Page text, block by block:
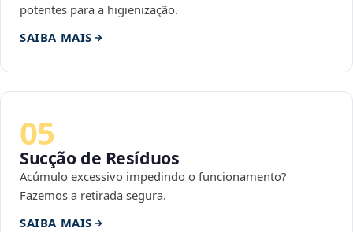
potentes para a higienização.
SAIBA MAIS
05
Sucção de Resíduos
Acúmulo excessivo impedindo o funcionamento?
Fazemos a retirada segura.
SAIBA MAIS